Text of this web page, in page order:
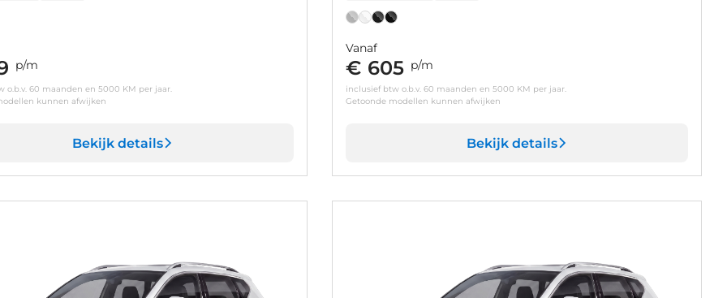
p/m
o.b.v. 60 maanden en 5000 KM per jaar.
kunnen afwijken
Bekijk details
Vanaf
€ 605 p/m
inclusief btw o.b.v. 60 maanden en 5000 KM per jaar.
Getoonde modellen kunnen afwijken
Bekijk details